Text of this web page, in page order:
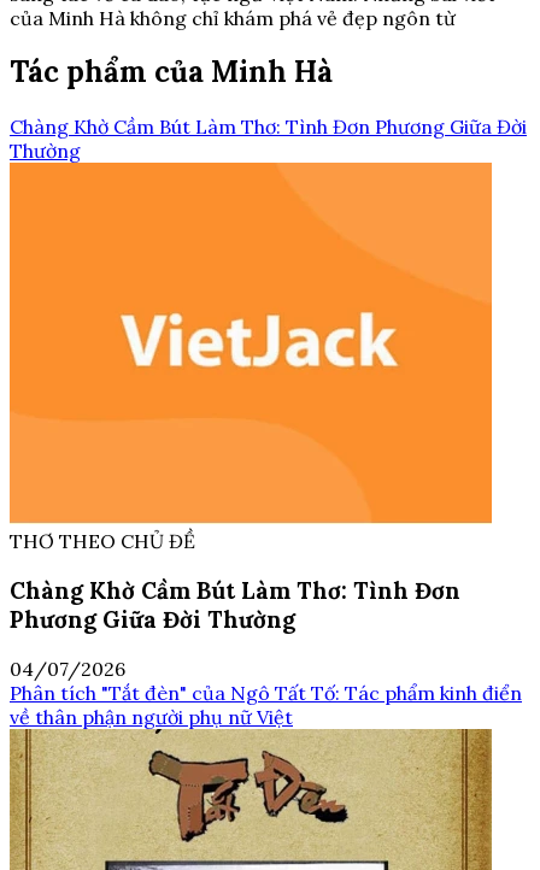
của Minh Hà không chỉ khám phá vẻ đẹp ngôn từ
Tác phẩm của Minh Hà
Chàng Khờ Cầm Bút Làm Thơ: Tình Đơn Phương Giữa Đời
Thường
THƠ THEO CHỦ ĐỀ
Chàng Khờ Cầm Bút Làm Thơ: Tình Đơn
Phương Giữa Đời Thường
04/07/2026
Phân tích "Tắt đèn" của Ngô Tất Tố: Tác phẩm kinh điển
về thân phận người phụ nữ Việt